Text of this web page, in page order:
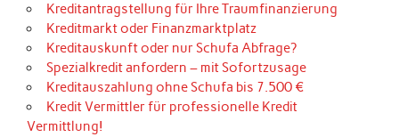
Kreditantragstellung für Ihre Traumfinanzierung
Kreditmarkt oder Finanzmarktplatz
Kreditauskunft oder nur Schufa Abfrage?
Spezialkredit anfordern – mit Sofortzusage
Kreditauszahlung ohne Schufa bis 7.500 €
Kredit Vermittler für professionelle Kredit
Vermittlung!